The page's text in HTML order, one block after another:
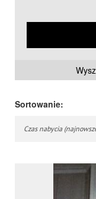
Sortowanie:
Czas nabycia